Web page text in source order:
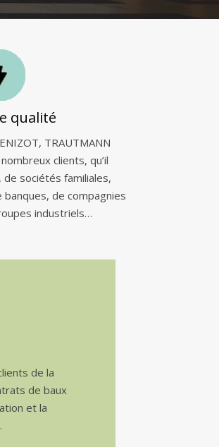
qualité
TRAUTMANN
clients, qu’il
de sociétés familiales,
banques, de compagnies
industriels…
de la
de baux
et la